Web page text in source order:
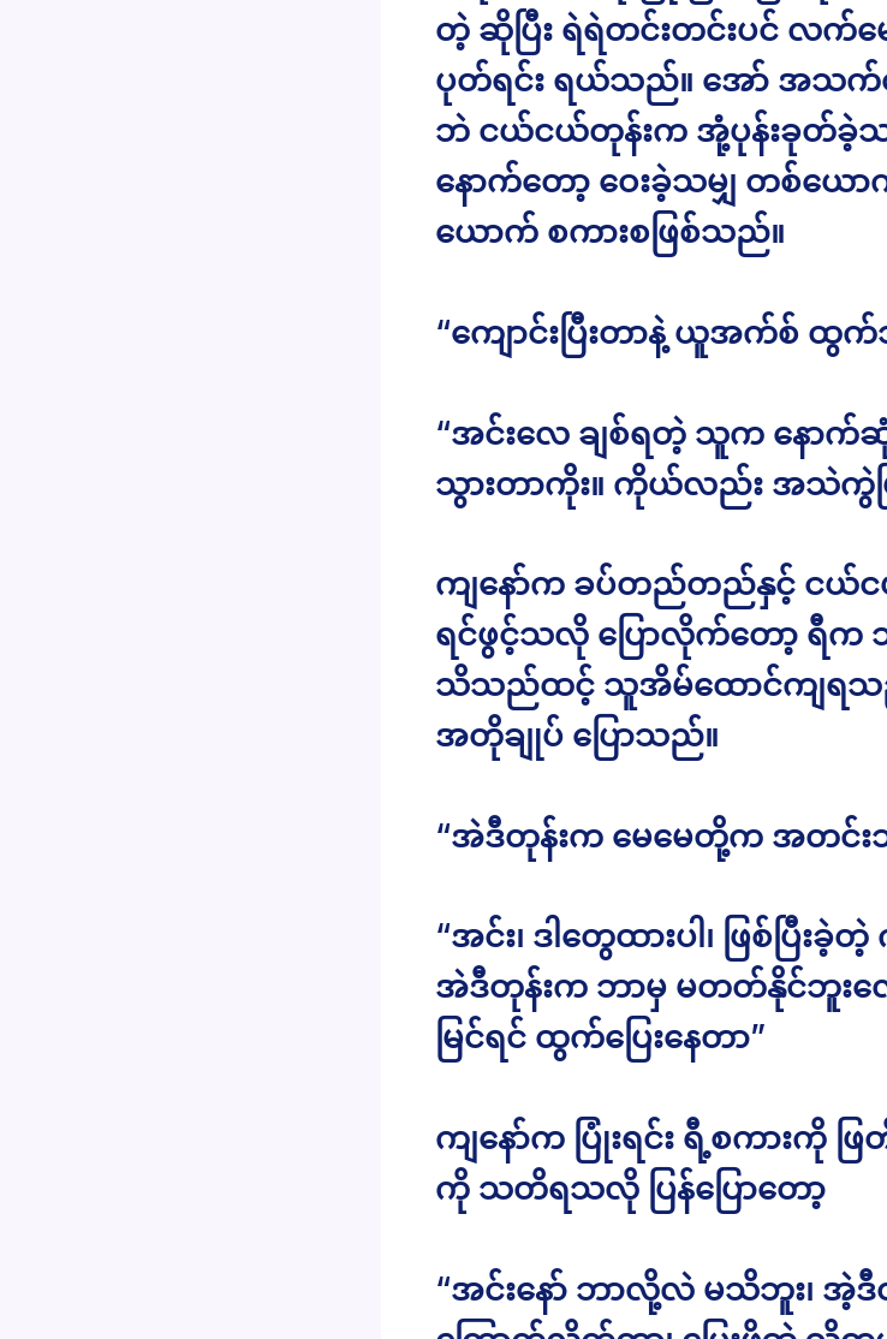
တဲ့ ဆိုပြီး ရဲရဲတင်းတင်းပင် လက်
ပုတ်ရင်း ရယ်သည်။ အော် အသက်တွ
ဘဲ ငယ်ငယ်တုန်းက အုံ့ပုန်းခုတ်ခဲ့သ
နောက်တော့ ဝေးခဲ့သမျှ တစ်ယေ
ယောက် စကားစဖြစ်သည်။
“ကျောင်းပြီးတာနဲ့ ယူအက်စ် ထွ
“အင်းလေ ချစ်ရတဲ့ သူက နောက်ဆုံ
သွားတာကိုး။ ကိုယ်လည်း အသဲကွဲပြီ
ကျနော်က ခပ်တည်တည်နှင့် ငယ်င
ရင်ဖွင့်သလို ပြောလိုက်တော့ ရီက
သိသည်ထင့် သူအိမ်ထောင်ကျရသ
အတိုချုပ် ပြောသည်။
“အဲဒီတုန်းက မေမေတို့က အတင်းဘဲ
“အင်း၊ ဒါတွေထားပါ၊ ဖြစ်ပြီ
အဲဒီတုန်းက ဘာမှ မတတ်နိုင်ဘူး
မြင်ရင် ထွက်ပြေးနေတာ”
ကျနော်က ပြုံးရင်း ရီ့စကားကို
ကို သတိရသလို ပြန်ပြောတော့
“အင်းနော် ဘာလို့လဲ မသိဘူး၊ အဲ့